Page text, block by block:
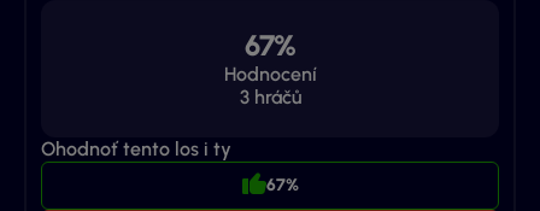
67%
Hodnocení
3hráčů
Ohodnoť tento los i ty
67%